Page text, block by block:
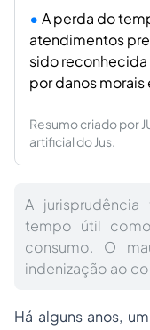
A perda do
atendimentos
sido
por danos
Resumo criado por
artificial do Jus.
A
tempo útil
consumo. O
indenização ao
Há alguns anos,